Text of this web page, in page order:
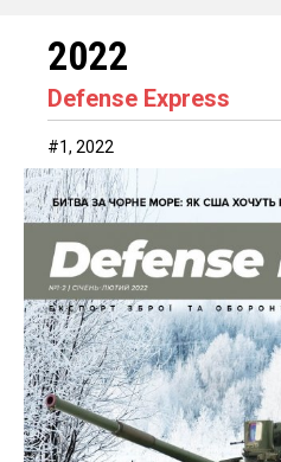
2022
Defense Express
#1, 2022